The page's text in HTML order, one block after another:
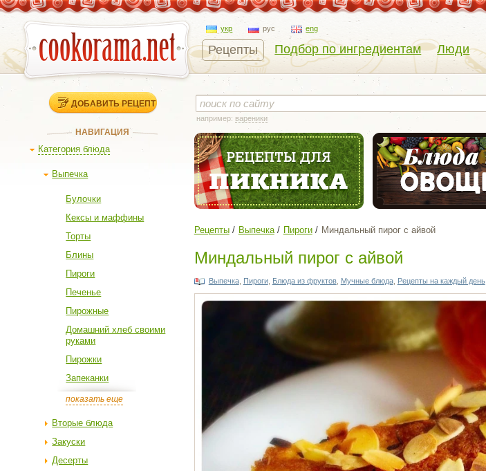
укр рус eng
Рецепты Подбор по ингредиентам Люди
ДОБАВИТЬ РЕЦЕПТ
НАВИГАЦИЯ
Категория блюда
Выпечка
Булочки
Кексы и маффины
Торты
Блины
Пироги
Печенье
Пирожные
Домашний хлеб своими
руками
Пирожки
Запеканки
показать еще
Вторые блюда
Закуски
Десерты
например: вареники
Рецепты Выпечка Пироги Миндальный пирог с айвой
Миндальный пирог с айвой
Выпечка, Пироги, Блюда из фруктов, Мучные блюда, Рецепты на каждый день